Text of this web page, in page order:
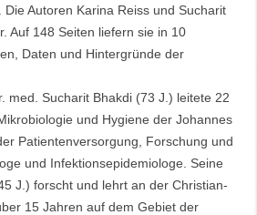
GGB
BRUKER
BIOGRAFIE
POLITISCHES
WEITERE
VORTRÄGE
VORTRÄGE
UMWELT
LEBEN & PSYCHE
VIDEOS
NACH
Autoren Karina Reiss und Sucharit
Auf 148 Seiten liefern sie in 10
Daten und Hintergründe der
med. Sucharit Bhakdi (73 J.) leitete 22
und Hygiene der Johannes
Patientenversorgung, Forschung und
und Infektionsepidemiologe. Seine
J.) forscht und lehrt an der Christian-
15 Jahren auf dem Gebiet der